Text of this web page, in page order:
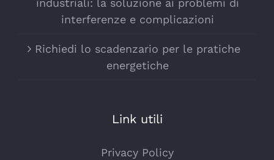
industriali: la soluzione ai problemi di
interferenze e complicazioni
Richiedi lo scadenzario per le pratiche
energetiche
Link utili
Privacy Policy